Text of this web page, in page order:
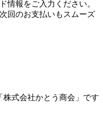
情報をご入力ください。
回のお支払いもスムーズ
式会社かとう商会」です